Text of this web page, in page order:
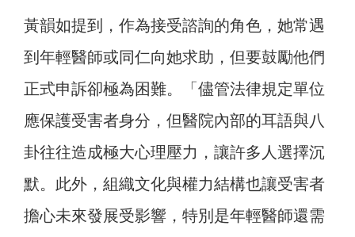
黃韻如提到，作為接受諮詢的角色，她常遇
到年輕醫師或同仁向她求助，但要鼓勵他們
正式申訴卻極為困難。「儘管法律規定單位
應保護受害者身分，但醫院內部的耳語與八
卦往往造成極大心理壓力，讓許多人選擇沉
默。此外，組織文化與權力結構也讓受害者
擔心未來發展受影響，特別是年輕醫師還需